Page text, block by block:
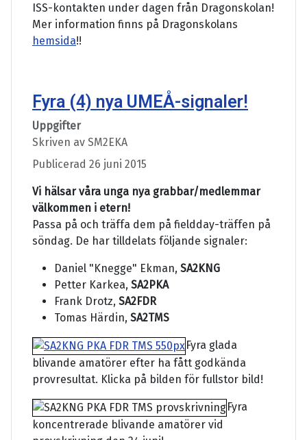
ISS-kontakten under dagen från Dragonskolan!
Mer information finns på Dragonskolans
hemsida!!
Fyra (4) nya UMEÅ-signaler!
Uppgifter
Skriven av SM2EKA
Publicerad 26 juni 2015
Vi hälsar våra unga nya grabbar/medlemmar
välkommen i etern!
Passa på och träffa dem på fieldday-träffen på
söndag. De har tilldelats följande signaler:
Daniel "Knegge" Ekman, SA2KNG
Petter Karkea, SA2PKA
Frank Drotz, SA2FDR
Tomas Härdin, SA2TMS
Fyra glada
blivande amatörer efter ha fått godkända
provresultat. Klicka på bilden för fullstor bild!
Fyra
koncentrerade blivande amatörer vid